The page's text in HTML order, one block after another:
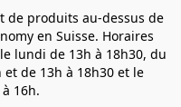
de produits au-dessus de
en Suisse. Horaires
lundi de 13h à 18h30, du
de 13h à 18h30 et le
16h.